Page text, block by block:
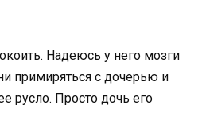
Надеюсь у него мозги
примиряться с дочерью и
русло. Просто дочь его